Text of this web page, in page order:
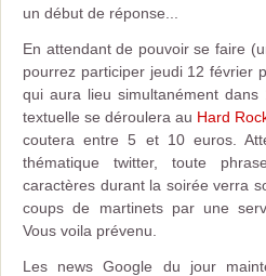
un début de réponse...
En attendant de pouvoir se faire
pourrez participer jeudi 12 février
qui aura lieu simultanément
textuelle se déroulera au Hard
coutera entre 5 et 10 euros.
thématique twitter, toute
caractères durant la soirée verra
coups de martinets par une
Vous voila prévenu.
Les news Google du jour